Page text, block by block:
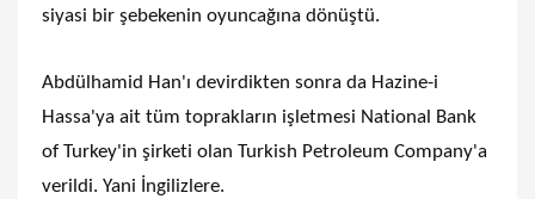
siyasi bir şebekenin oyuncağına dönüştü.
Abdülhamid Han'ı devirdikten sonra da Hazine-i
Hassa'ya ait tüm toprakların işletmesi National Bank
of Turkey'in şirketi olan Turkish Petroleum Company'a
verildi. Yani İngilizlere.